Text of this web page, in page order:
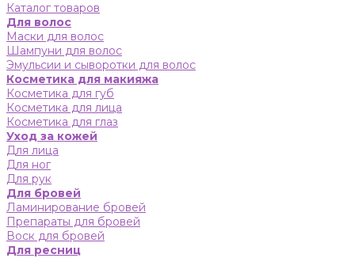
Каталог товаров
Для волос
Маски для волос
Шампуни для волос
Эмульсии и сыворотки для волос
Косметика для макияжа
Косметика для губ
Косметика для лица
Косметика для глаз
Уход за кожей
Для лица
Для ног
Для рук
Для бровей
Ламинирование бровей
Препараты для бровей
Воск для бровей
Для ресниц